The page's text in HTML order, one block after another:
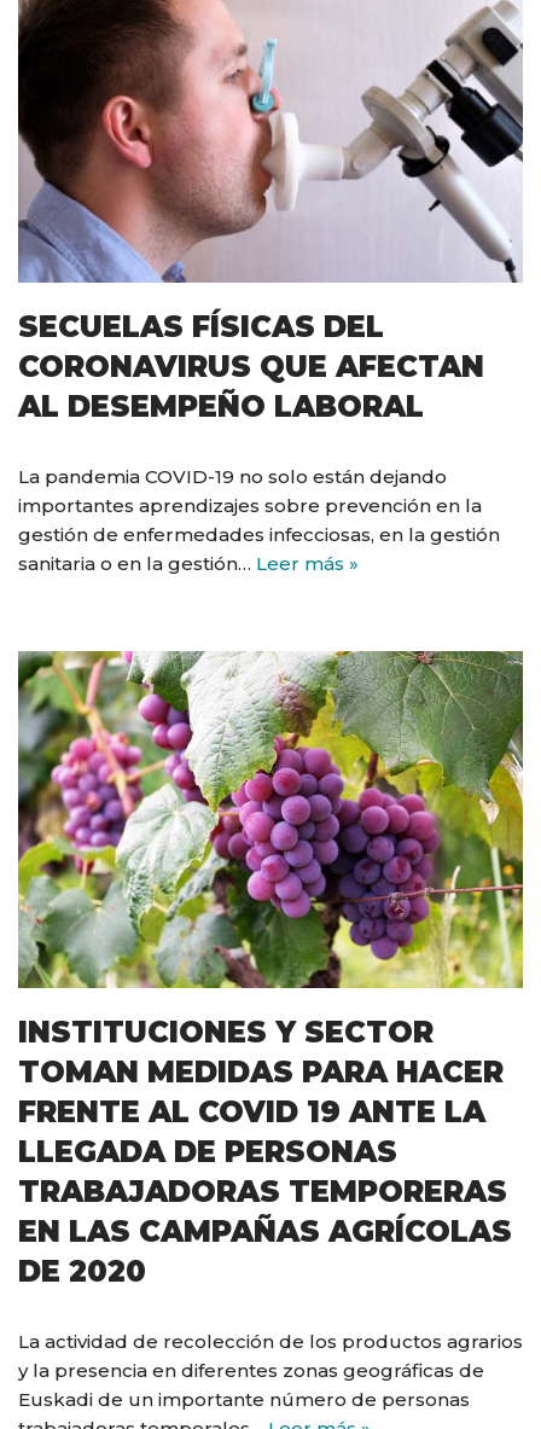
SECUELAS FÍSICAS DEL
CORONAVIRUS QUE AFECTAN
AL DESEMPEÑO LABORAL
La pandemia COVID-19 no solo están dejando
importantes aprendizajes sobre prevención en la
gestión de enfermedades infecciosas, en la gestión
sanitaria o en la gestión… Leer más »
INSTITUCIONES Y SECTOR
TOMAN MEDIDAS PARA HACER
FRENTE AL COVID 19 ANTE LA
LLEGADA DE PERSONAS
TRABAJADORAS TEMPORERAS
EN LAS CAMPAÑAS AGRÍCOLAS
DE 2020
La actividad de recolección de los productos agrarios
y la presencia en diferentes zonas geográficas de
Euskadi de un importante número de personas